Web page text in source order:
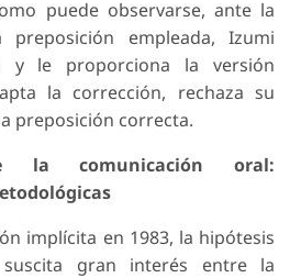
puede observarse, ante la
empleada, Izumi
y le proporciona la versión
la corrección, rechaza su
preposición correcta.
la comunicación oral:
implícita en 1983, la hipótesis
gran interés entre la